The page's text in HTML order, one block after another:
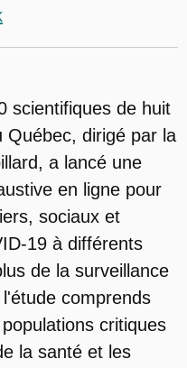
scientifiques de huit
Québec, dirigé par la
a lancé une
en ligne pour
sociaux et
19 à différents
de la surveillance
comprends
critiques
la santé et les